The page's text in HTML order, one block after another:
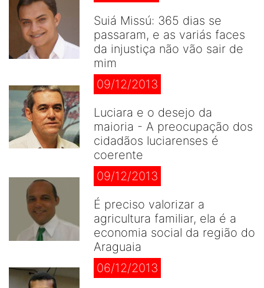
Suiá Missú: 365 dias se
passaram, e as variás faces
da injustiça não vão sair de
mim
09/12/2013
Luciara e o desejo da
maioria - A preocupação dos
cidadãos luciarenses é
coerente
09/12/2013
É preciso valorizar a
agricultura familiar, ela é a
economia social da região do
Araguaia
06/12/2013